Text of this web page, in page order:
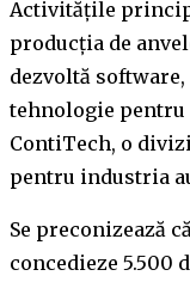
Activitățile
producția de
dezvoltă
tehnologie pentru
ContiTech, o
pentru industria
Se preconizează
concedieze 5.500